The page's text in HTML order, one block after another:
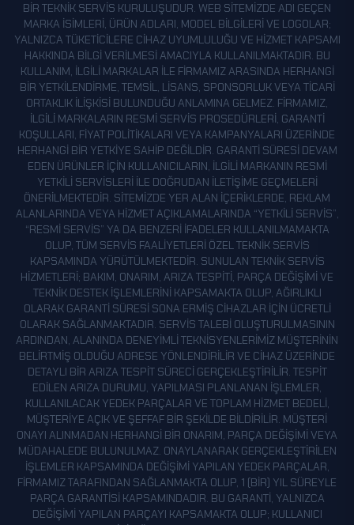
ŞIRNAK
TEKIRDAĞ
TOKAT
TRABZON
TUNCELI
UŞAK
VAN
YALOVA
YOZGAT
ZONGULDAK
BIR TEKNIK SERVIS KURULUŞUDUR. WEB SITEMIZDE ADI GEÇEN
MARKA ISIMLERI, ÜRÜN ADLARI, MODEL BILGILERI VE LOGOLAR;
YALNIZCA TÜKETICILERE CIHAZ UYUMLULUĞU VE HIZMET KAPSAMI
HAKKINDA BILGI VERILMESI AMACIYLA KULLANILMAKTADIR. BU
KULLANIM, ILGILI MARKALAR ILE FIRMAMIZ ARASINDA HERHANGI
BIR YETKILENDIRME, TEMSIL, LISANS, SPONSORLUK VEYA TICARI
ORTAKLIK ILIŞKISI BULUNDUĞU ANLAMINA GELMEZ. FIRMAMIZ,
ILGILI MARKALARIN RESMI SERVIS PROSEDÜRLERI, GARANTI
KOŞULLARI, FIYAT POLITIKALARI VEYA KAMPANYALARI ÜZERINDE
HERHANGI BIR YETKIYE SAHIP DEĞILDIR. GARANTI SÜRESI DEVAM
EDEN ÜRÜNLER IÇIN KULLANICILARIN, ILGILI MARKANIN RESMI
YETKILI SERVISLERI ILE DOĞRUDAN ILETIŞIME GEÇMELERI
ÖNERILMEKTEDIR. SITEMIZDE YER ALAN IÇERIKLERDE, REKLAM
ALANLARINDA VEYA HIZMET AÇIKLAMALARINDA “YETKILI SERVIS”,
“RESMI SERVIS” YA DA BENZERI IFADELER KULLANILMAMAKTA
OLUP, TÜM SERVIS FAALIYETLERI ÖZEL TEKNIK SERVIS
KAPSAMINDA YÜRÜTÜLMEKTEDIR. SUNULAN TEKNIK SERVIS
HIZMETLERI; BAKIM, ONARIM, ARIZA TESPITI, PARÇA DEĞIŞIMI VE
TEKNIK DESTEK IŞLEMLERINI KAPSAMAKTA OLUP, AĞIRLIKLI
OLARAK GARANTI SÜRESI SONA ERMIŞ CIHAZLAR IÇIN ÜCRETLI
OLARAK SAĞLANMAKTADIR. SERVIS TALEBI OLUŞTURULMASININ
ARDINDAN, ALANINDA DENEYIMLI TEKNISYENLERIMIZ MÜŞTERININ
BELIRTMIŞ OLDUĞU ADRESE YÖNLENDIRILIR VE CIHAZ ÜZERINDE
DETAYLI BIR ARIZA TESPIT SÜRECI GERÇEKLEŞTIRILIR. TESPIT
EDILEN ARIZA DURUMU, YAPILMASI PLANLANAN IŞLEMLER,
KULLANILACAK YEDEK PARÇALAR VE TOPLAM HIZMET BEDELI,
MÜŞTERIYE AÇIK VE ŞEFFAF BIR ŞEKILDE BILDIRILIR. MÜŞTERI
ONAYI ALINMADAN HERHANGI BIR ONARIM, PARÇA DEĞIŞIMI VEYA
MÜDAHALEDE BULUNULMAZ. ONAYLANARAK GERÇEKLEŞTIRILEN
IŞLEMLER KAPSAMINDA DEĞIŞIMI YAPILAN YEDEK PARÇALAR,
FIRMAMIZ TARAFINDAN SAĞLANMAKTA OLUP, 1 (BIR) YIL SÜREYLE
PARÇA GARANTISI KAPSAMINDADIR. BU GARANTI, YALNIZCA
DEĞIŞIMI YAPILAN PARÇAYI KAPSAMAKTA OLUP; KULLANICI